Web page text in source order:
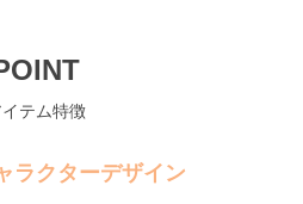
イテム特徴
ラクターデザイン